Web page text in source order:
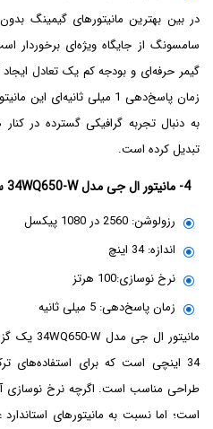
سامسونگ از جایگاه ویژه‌ای برخوردار
زمان پاسخ‌دهی 1 میلی
به دنبال تجربه گرافیکی گسترده در
تبدیل کرده است.
4- مانیتور ال جی مدل 34WQ650-W سایز 34 اینچ
رزولوشن: 2560 در 1080 پیکسل
اندازه: 34 اینچ
نرخ نوسازی:100 هرتز
زمان پاسخ‌دهی: 5 میلی ثانیه
34 اینچی است که برای استفاده‌های
طراحی مناسب است. اگرچه نرخ نوسازی
است؛ اما نسبت به مانیتورهای